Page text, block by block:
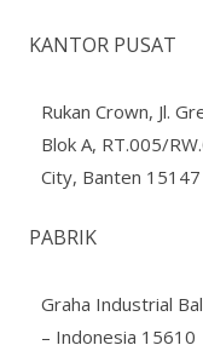
KANTOR PUSAT
Rukan Crown, Jl.
Blok A, RT.005/
City, Banten 15147
PABRIK
Graha Industrial
– Indonesia 15610